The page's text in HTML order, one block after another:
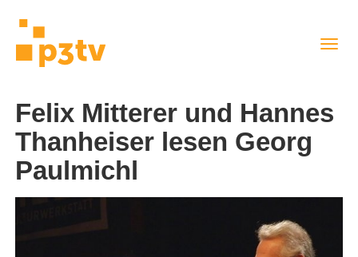
Felix Mitterer und Hannes
Thanheiser lesen Georg
Paulmichl